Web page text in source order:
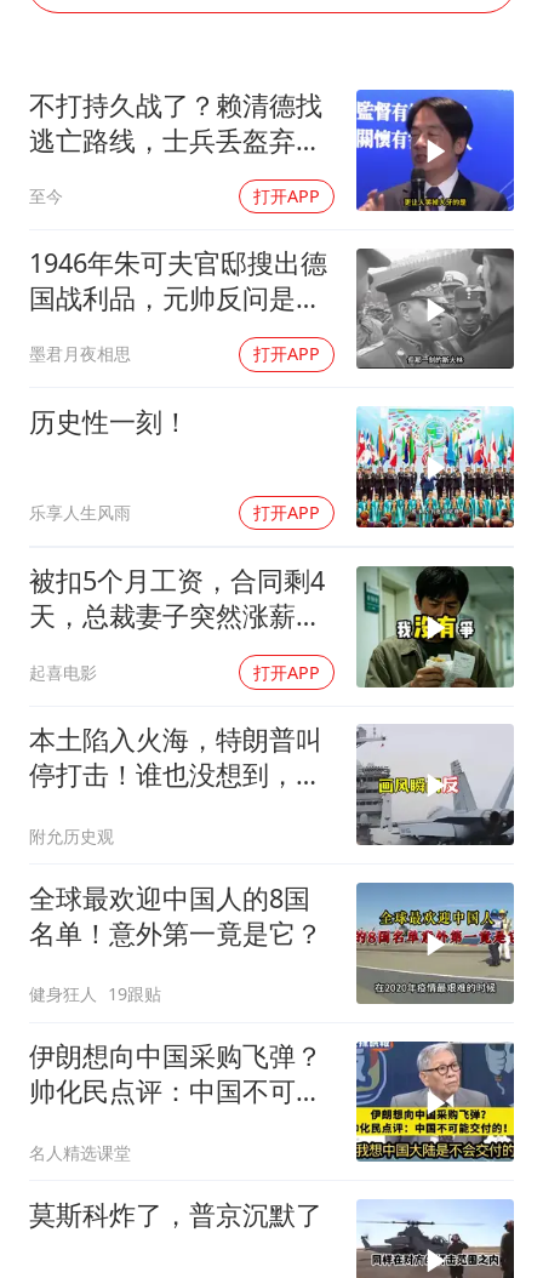
不打持久战了？赖清德找
逃亡路线，士兵丢盔弃
甲，解放军对其更名
至今 打开APP
1946年朱可夫官邸搜出德
国战利品，元帅反问是否
墨君月夜相思 打开APP
历史性一刻！
乐享人生风雨 打开APP
被扣5个月工资，合同剩4
天，总裁妻子突然涨薪续
签，我递辞呈她慌了
起喜电影 打开APP
本土陷入火海，特朗普叫
停打击！谁也没想到，中
附允历史观
全球最欢迎中国人的8国
名单！意外第一竟是它？
健身狂人 19跟贴
伊朗想向中国采购飞弹？
帅化民点评：中国不可能
名人精选课堂
莫斯科炸了，普京沉默了